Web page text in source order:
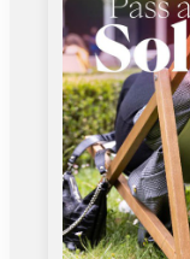
Castelet >
mallette peut
monument